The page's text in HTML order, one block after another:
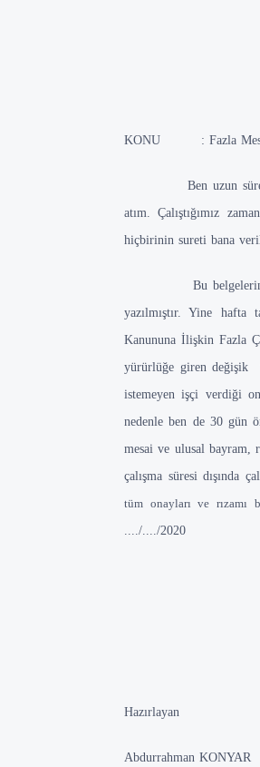
KONU : Fazla
Ben uzun süredir
atım. Çalıştığımız
hiçbirinin sureti bana
Bu belgelerin ve iş
yazılmıştır. Yine
Kanununa İlişkin Fazla
yürürlüğe giren değişik
istemeyen işçi verdiği
nedenle ben de 30 gün
mesai ve ulusal bayram,
çalışma süresi dışında
tüm onayları ve rızamı
..../..../2020
Hazırlayan
Abdurrahman KONYAR